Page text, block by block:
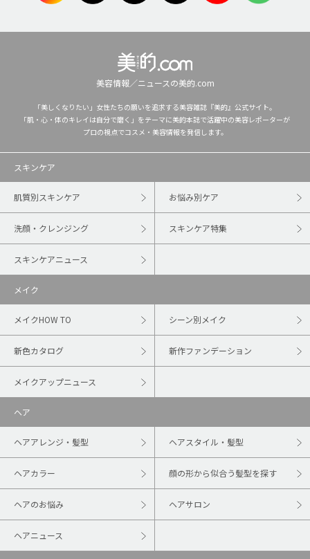
美容情報／ニュースの美的.com
「美しくなりたい」女性たちの願いを追求する美容雑誌『美的』公式サイト。
「肌・心・体のキレイは自分で磨く」をテーマに美的本誌で活躍中の美容レポーターが
プロの視点でコスメ・美容情報を発信します。
スキンケア
肌質別スキンケア お悩み別ケア
洗顔・クレンジング スキンケア特集
スキンケアニュース
メイク
メイクHOW TO シーン別メイク
新色カタログ 新作ファンデーション
メイクアップニュース
ヘア
ヘアアレンジ・髪型 ヘアスタイル・髪型
ヘアカラー 顔の形から似合う髪型を探す
ヘアのお悩み ヘアサロン
ヘアニュース